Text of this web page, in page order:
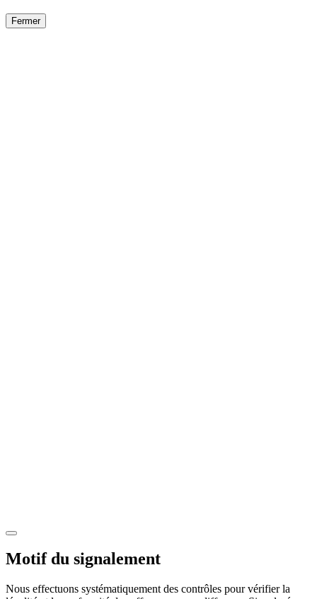
Fermer
Motif du signalement
Nous effectuons systématiquement des contrôles pour vérifier la